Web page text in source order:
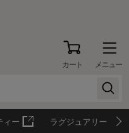
カート メニュー
ィー ラグジュアリー